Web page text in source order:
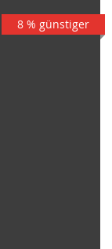
8 % günstiger